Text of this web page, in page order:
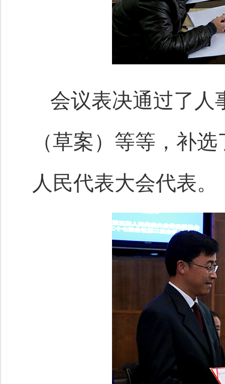
会议表决通过了人
（草案）等等，补
人民代表大会代表。